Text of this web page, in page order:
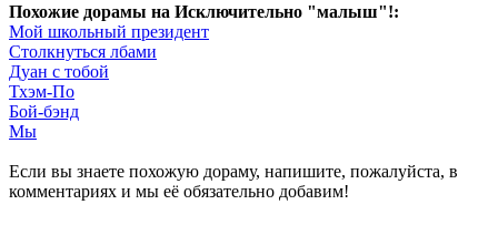
Похожие дорамы на Исключительно "малыш"!:
Мой школьный президент
Столкнуться лбами
Дуан с тобой
Тхэм-По
Бой-бэнд
Мы
Если вы знаете похожую дораму, напишите, пожалуйста, в
комментариях и мы её обязательно добавим!